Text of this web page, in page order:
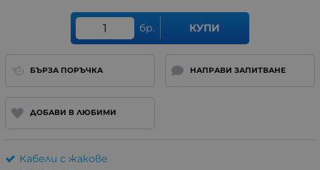
бр. КУПИ
БЪРЗА ПОРЪЧКА НАПРАВИ ЗАПИТВАНЕ
ДОБАВИ В ЛЮБИМИ
Кабели с жакове